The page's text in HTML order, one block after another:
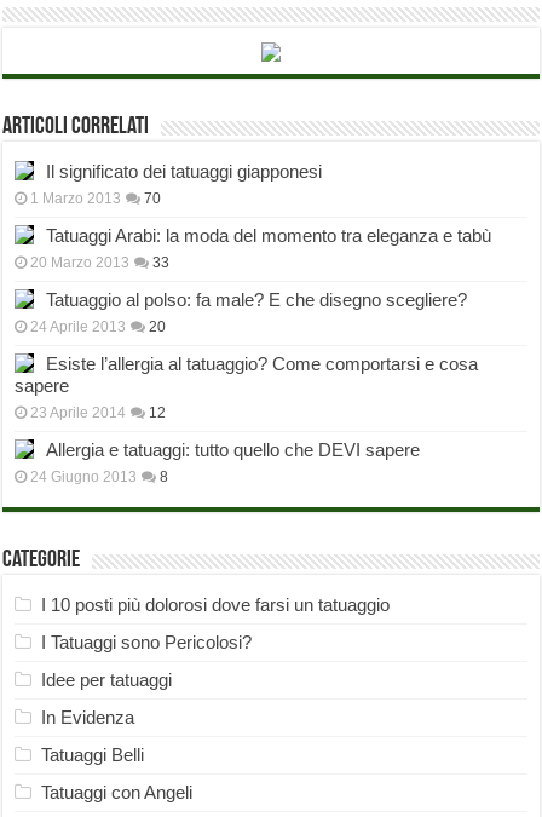
Articoli correlati
Il significato dei tatuaggi giapponesi
1 Marzo 2013 70
Tatuaggi Arabi: la moda del momento tra eleganza e tabù
20 Marzo 2013 33
Tatuaggio al polso: fa male? E che disegno scegliere?
24 Aprile 2013 20
Esiste l’allergia al tatuaggio? Come comportarsi e cosa
sapere
23 Aprile 2014 12
Allergia e tatuaggi: tutto quello che DEVI sapere
24 Giugno 2013 8
Categorie
I 10 posti più dolorosi dove farsi un tatuaggio
I Tatuaggi sono Pericolosi?
Idee per tatuaggi
In Evidenza
Tatuaggi Belli
Tatuaggi con Angeli